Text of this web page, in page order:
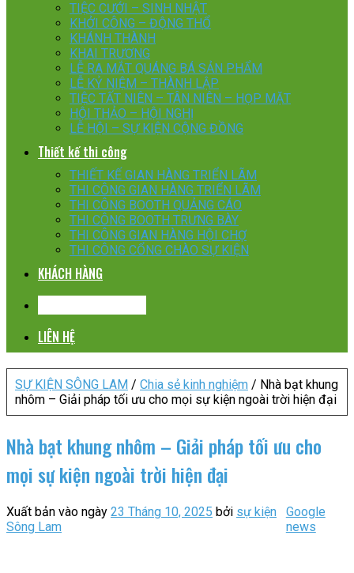
TIỆC CƯỚI – SINH NHẬT
KHỞI CÔNG – ĐỘNG THỔ
KHÁNH THÀNH
KHAI TRƯƠNG
LỄ RA MẮT QUÁNG BÁ SẢN PHẨM
LỄ KỶ NIỆM – THÀNH LẬP
TIỆC TẤT NIÊN – TÂN NIÊN – HỌP MẶT
HỘI THẢO – HỘI NGHỊ
LỄ HỘI – SỰ KIỆN CỘNG ĐỒNG
Thiết kế thi công
THIẾT KẾ GIAN HÀNG TRIỂN LÃM
THI CÔNG GIAN HÀNG TRIỂN LÃM
THI CÔNG BOOTH QUẢNG CÁO
THI CÔNG BOOTH TRƯNG BÀY
THI CÔNG GIAN HÀNG HỘI CHỢ
THI CÔNG CỔNG CHÀO SỰ KIỆN
KHÁCH HÀNG
LIÊN HỆ
SỰ KIỆN SÔNG LAM / Chia sẻ kinh nghiệm / Nhà bạt khung
nhôm – Giải pháp tối ưu cho mọi sự kiện ngoài trời hiện đại
Nhà bạt khung nhôm – Giải pháp tối ưu cho
mọi sự kiện ngoài trời hiện đại
Xuất bản vào ngày 23 Tháng 10, 2025 bởi sự kiện
Sông Lam
Google
news